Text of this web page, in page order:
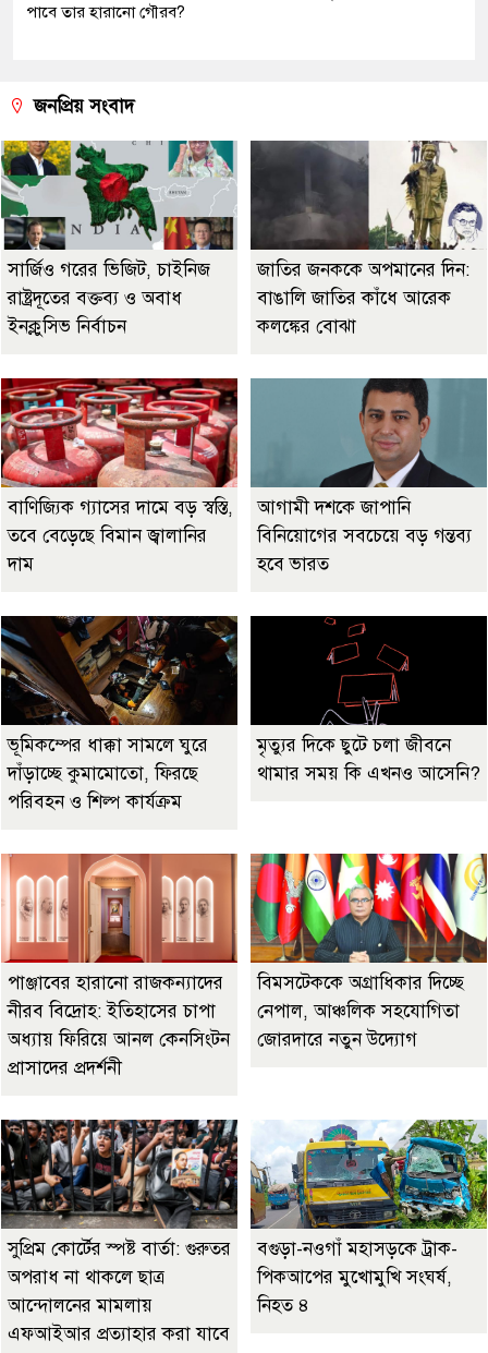
পাবে তার হারানো গৌরব?
জনপ্রিয় সংবাদ
সার্জিও গরের ভিজিট, চাইনিজ
রাষ্ট্রদূতের বক্তব্য ও অবাধ
ইনক্লুসিভ নির্বাচন
জাতির জনককে অপমানের দিন:
বাঙালি জাতির কাঁধে আরেক
কলঙ্কের বোঝা
বাণিজ্যিক গ্যাসের দামে বড় স্বস্তি,
তবে বেড়েছে বিমান জ্বালানির
দাম
আগামী দশকে জাপানি
বিনিয়োগের সবচেয়ে বড় গন্তব্য
হবে ভারত
ভূমিকম্পের ধাক্কা সামলে ঘুরে
দাঁড়াচ্ছে কুমামোতো, ফিরছে
পরিবহন ও শিল্প কার্যক্রম
মৃত্যুর দিকে ছুটে চলা জীবনে
থামার সময় কি এখনও আসেনি?
পাঞ্জাবের হারানো রাজকন্যাদের
নীরব বিদ্রোহ: ইতিহাসের চাপা
অধ্যায় ফিরিয়ে আনল কেনসিংটন
প্রাসাদের প্রদর্শনী
বিমসটেককে অগ্রাধিকার দিচ্ছে
নেপাল, আঞ্চলিক সহযোগিতা
জোরদারে নতুন উদ্যোগ
সুপ্রিম কোর্টের স্পষ্ট বার্তা: গুরুতর
অপরাধ না থাকলে ছাত্র
আন্দোলনের মামলায়
এফআইআর প্রত্যাহার করা যাবে
বগুড়া-নওগাঁ মহাসড়কে ট্রাক-
পিকআপের মুখোমুখি সংঘর্ষ,
নিহত ৪